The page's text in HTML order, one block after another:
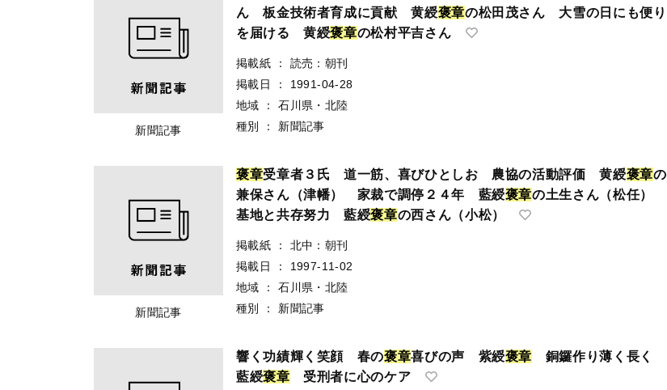
新聞記事
ん 板金技術者育成に貢献 黄綬褒章の松田茂さん 大雪の日にも便り
を届ける 黄綬褒章の松村平吉さん
掲載紙 ：
読売：朝刊
掲載日
：
1991-04-28
地域
：
石川県・北陸
種別
： 新聞記事
新聞記事
褒章受章者３氏 道一筋、喜びひとしお 農協の活動評価 黄綬褒章の
兼保さん（津幡） 家裁で調停２４年 藍綬褒章の土生さん（松任）
基地と共存努力 藍綬褒章の西さん（小松）
掲載紙 ：
北中：朝刊
掲載日
：
1997-11-02
地域
：
石川県・北陸
種別
： 新聞記事
響く功績輝く笑顔 春の褒章喜びの声 紫綬褒章 銅鑼作り薄く長く
藍綬褒章 受刑者に心のケア